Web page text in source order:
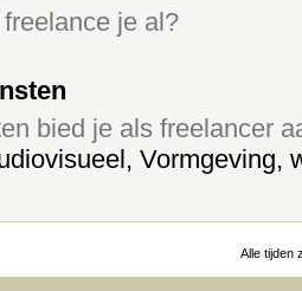
je al?
bied je als freelancer
Vormgeving,
Alle tijden